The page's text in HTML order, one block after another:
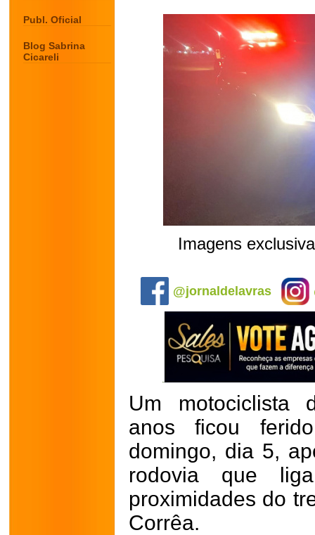
Publ. Oficial
Blog Sabrina
Cicareli
Imagens
@jornaldelavras
Um motociclista
anos ficou
domingo, dia 5,
rodovia que
proximidades do
Corrêa.